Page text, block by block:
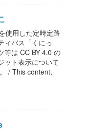
使用した定時定路
ィバス「くにっ
等は CC BY 4.0 の
ット表示について
/ This content,